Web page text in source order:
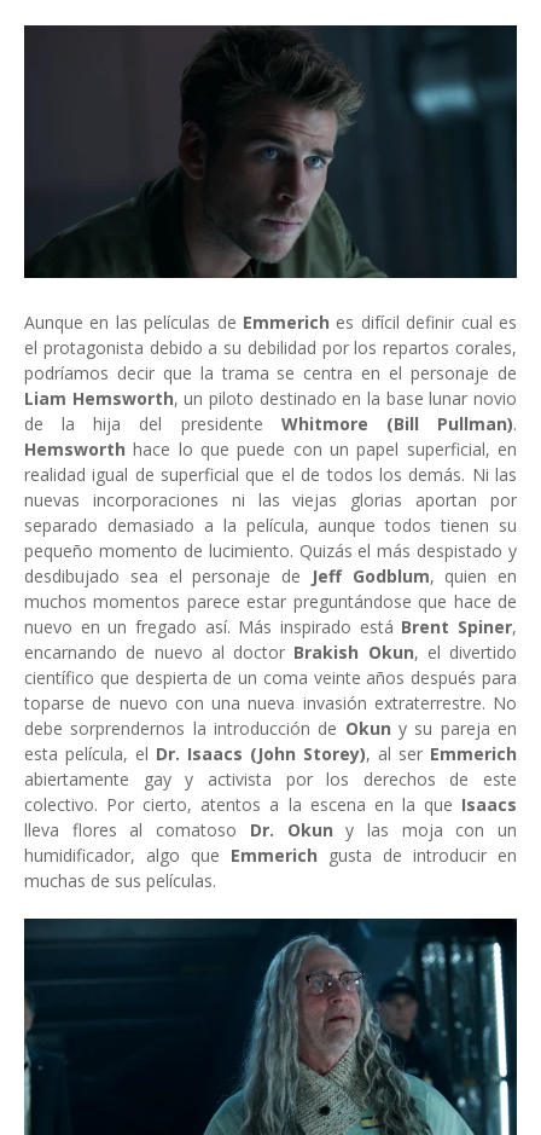
Aunque en las películas de Emmerich es difícil definir cual es
el protagonista debido a su debilidad por los repartos corales,
podríamos decir que la trama se centra en el personaje de
Liam Hemsworth, un piloto destinado en la base lunar novio
de la hija del presidente Whitmore (Bill Pullman).
Hemsworthhace lo que puede con un papel superficial, en
realidad igual de superficial que el de todos los demás. Ni las
nuevas incorporaciones ni las viejas glorias aportan por
separado demasiado a la película, aunque todos tienen su
pequeño momento de lucimiento. Quizás el más despistado y
desdibujado sea el personaje de
Jeff Godblum, quien en
muchos momentos parece estar preguntándose que hace de
nuevo en un fregado así. Más inspirado está Brent Spiner,
encarnando de nuevo al doctor Brakish Okun, el divertido
científico que despierta de un coma veinte años después para
toparse de nuevo con una nueva invasión extraterrestre. No
debe sorprendernos la introducción de Okuny su pareja en
esta película, el Dr. Isaacs (John Storey), al ser Emmerich
abiertamente gay y activista por los derechos de este
colectivo. Por cierto, atentos a la escena en la que Isaacs
lleva flores al comatoso Dr. Okun y las moja con un
humidificador, algo que Emmerich
gusta de introducir en
muchas de sus películas.